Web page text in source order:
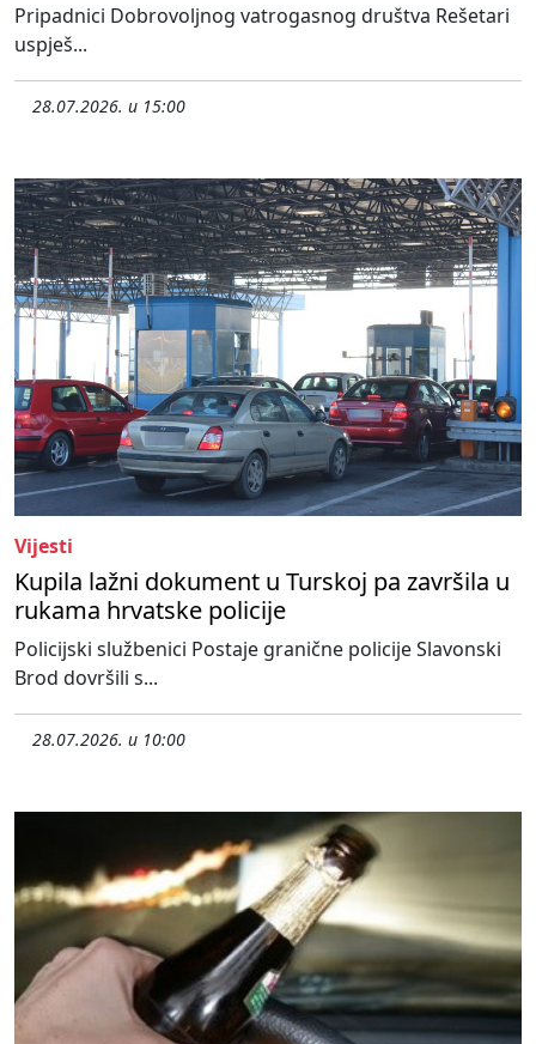
Pripadnici Dobrovoljnog vatrogasnog društva Rešetari
uspješ...
28.07.2026. u 15:00
Vijesti
Kupila lažni dokument u Turskoj pa završila u
rukama hrvatske policije
Policijski službenici Postaje granične policije Slavonski
Brod dovršili s...
28.07.2026. u 10:00